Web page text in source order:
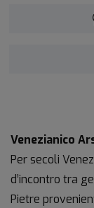
Venezianico
Per secoli
d’incontro tra
Pietre